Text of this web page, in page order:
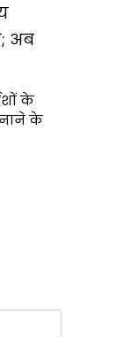
अब
के
के